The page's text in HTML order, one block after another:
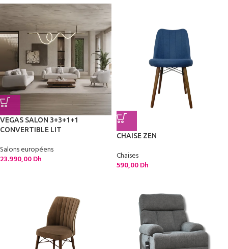
VEGAS SALON 3+3+1+1
CONVERTIBLE LIT
Salons européens
23.990,00Dh
CHAISE ZEN
Chaises
590,00Dh